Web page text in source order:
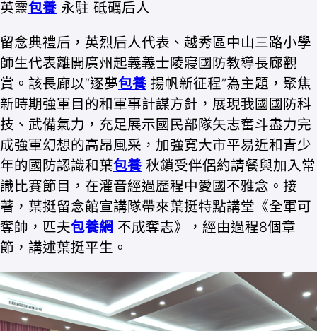
英靈包養 永駐 砥礪后人
留念典禮后，英烈后人代表、越秀區中山三路小學
師生代表離開廣州起義義士陵寢國防教導長廊觀
賞。該長廊以“逐夢包養 揚帆新征程”為主題，聚焦
新時期強軍目的和軍事計謀方針，展現我國國防科
技、武備氣力，充足展示國民部隊矢志奮斗盡力完
成強軍幻想的高昂風采，加強寬大市平易近和青少
年的國防認識和葉包養 秋鎖受伴侶約請餐與加入常
識比賽節目，在灌音經過歷程中愛國不雅念。接
著，葉挺留念館宣講隊帶來葉挺特點講堂《全軍可
奪帥，匹夫包養網 不成奪志》，經由過程8個章
節，講述葉挺平生。